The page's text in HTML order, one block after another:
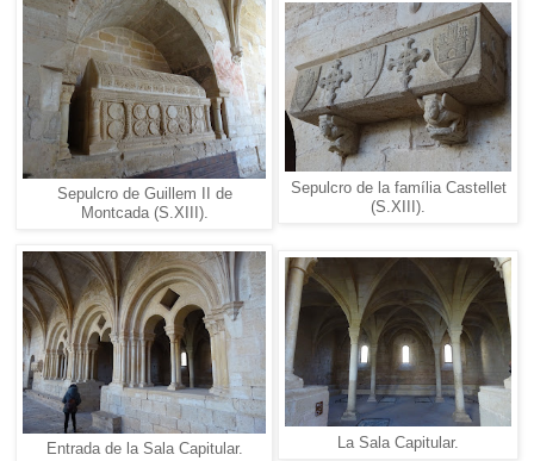
Sepulcro de Guillem II de
Montcada (S.XIII).
Sepulcro de la família Castellet
(S.XIII).
Entrada de la Sala Capitular. La Sala Capitular.